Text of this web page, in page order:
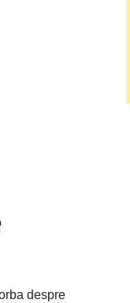
despre